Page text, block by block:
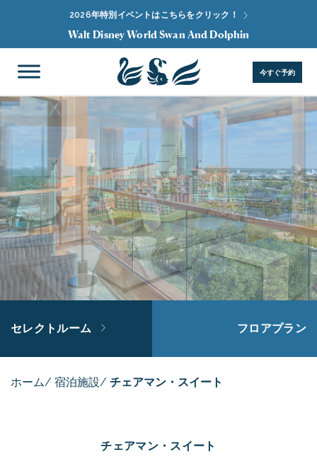
2026年特別イベントはこちらをクリック！
Walt Disney World Swan And Dolphin
今すぐ予約
セレクトルーム フロアプラン
ホーム/ 宿泊施設/ チェアマン・スイート
チェアマン・スイート